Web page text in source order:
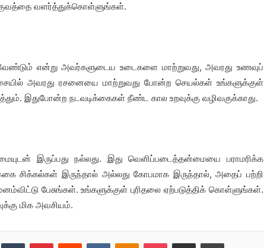
வளர்த்துக்கொள்ளுங்கள்.
என்று அவர்களுடைய உடைகளை மாற்றுவது, அவரது உணவுப்
அவரது ரசனையை மாற்றுவது போன்ற செயல்கள் உங்களுக்குள்
இதுபோன்ற நடவடிக்கைகள் நீண்ட கால உறவுக்கு வழிவகுக்காது.
இருப்பது நல்லது. இது வெளிப்படைத்தன்மையை பராமரிக்க
சிக்கல்கள் இருந்தால் அல்லது கோபமாக இருந்தால், அதைப் பற்றி
பேசுங்கள். உங்களுக்குள் புரிதலை ஏற்படுத்திக் கொள்ளுங்கள்.
மிக அவசியம்.
Tumblr PinterestReddit VKontakteOdnoklassniki
Pocket Share via Email Print